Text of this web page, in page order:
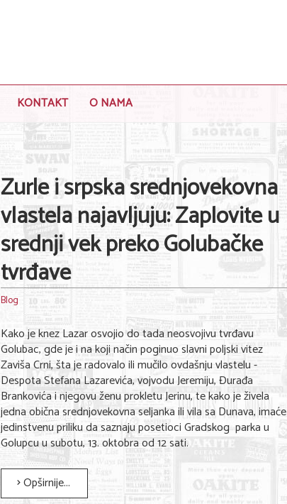
KONTAKT O NAMA
Zurle i srpska srednjovekovna
vlastela najavljuju: Zaplovite u
srednji vek preko Golubačke
tvrđave
Blog
Kako je knez Lazar osvojio do tada neosvojivu tvrđavu
Golubac, gde je i na koji način poginuo slavni poljski vitez
Zaviša Crni, šta je radovalo ili mučilo ovdašnju vlastelu -
Despota Stefana Lazarevića, vojvodu Jeremiju, Đurađa
Brankovića i njegovu ženu prokletu Jerinu, te kako je živela
jedna obična srednjovekovna seljanka ili vila sa Dunava, imaće
jedinstvenu priliku da saznaju posetioci Gradskog parka u
Golupcu u subotu, 13. oktobra od 12 sati.
Opširnije...